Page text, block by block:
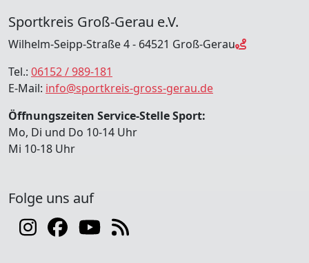
Sportkreis Groß-Gerau e.V.
Wilhelm-Seipp-Straße 4 - 64521 Groß-Gerau
Tel.: 06152 / 989-181
E-Mail: info@sportkreis-gross-gerau.de
Öffnungszeiten Service-Stelle Sport:
Mo, Di und Do 10-14 Uhr
Mi 10-18 Uhr
Folge uns auf